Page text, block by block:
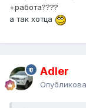
+работа????
а так хотца
Adler